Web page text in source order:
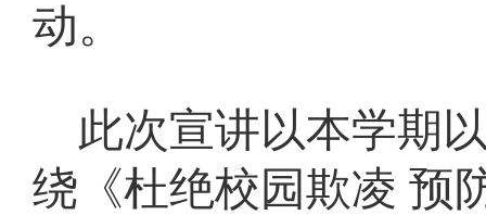
动。
此次宣讲以本学期
绕《杜绝校园欺凌 预